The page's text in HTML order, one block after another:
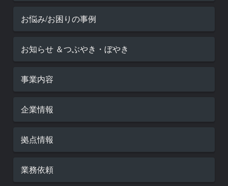
お悩み/お困りの事例
お知らせ ＆つぶやき・ぼやき
事業内容
企業情報
拠点情報
業務依頼